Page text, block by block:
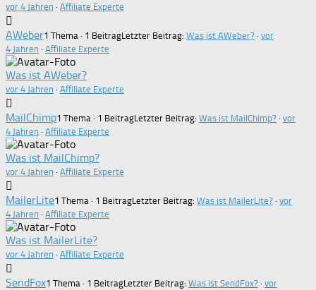
vor 4 Jahren · Affiliate Experte
AWeber1 Thema · 1 BeitragLetzter Beitrag: Was ist AWeber? · vor
4 Jahren · Affiliate Experte
Was ist AWeber?
vor 4 Jahren · Affiliate Experte
MailChimp1 Thema · 1 BeitragLetzter Beitrag: Was ist MailChimp? · vor
4 Jahren · Affiliate Experte
Was ist MailChimp?
vor 4 Jahren · Affiliate Experte
MailerLite1 Thema · 1 BeitragLetzter Beitrag: Was ist MailerLite? · vor
4 Jahren · Affiliate Experte
Was ist MailerLite?
vor 4 Jahren · Affiliate Experte
SendFox1 Thema · 1 BeitragLetzter Beitrag: Was ist SendFox? · vor